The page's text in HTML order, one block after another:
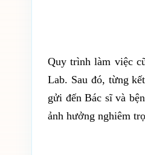
Quy trình làm việc
Lab. Sau đó, từng
gửi đến Bác sĩ và
ảnh hưởng nghiêm